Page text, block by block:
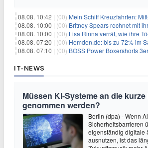
08.08. 10:42 | (00) Mein Schiff Kreuzfahrten: Mittelmeer ab
08.08. 10:00 | (00) Britney Spears rechnet mit ihren Eltern ab: 'Ich ging
08.08. 10:00 | (00) Lisa Rinna verrät, wie ihre
08.08. 07:20 | (00) Hemden.de: bis zu 72% im Sale +
08.08. 07:10 | (00) BOSS Power Boxershorts
IT-NEWS
Müssen KI-Systeme an die
genommen werden?
Berlin (dpa) - Wenn
Sicherheitsbarrieren
eigenständig digitale
ausnutzen, ist das